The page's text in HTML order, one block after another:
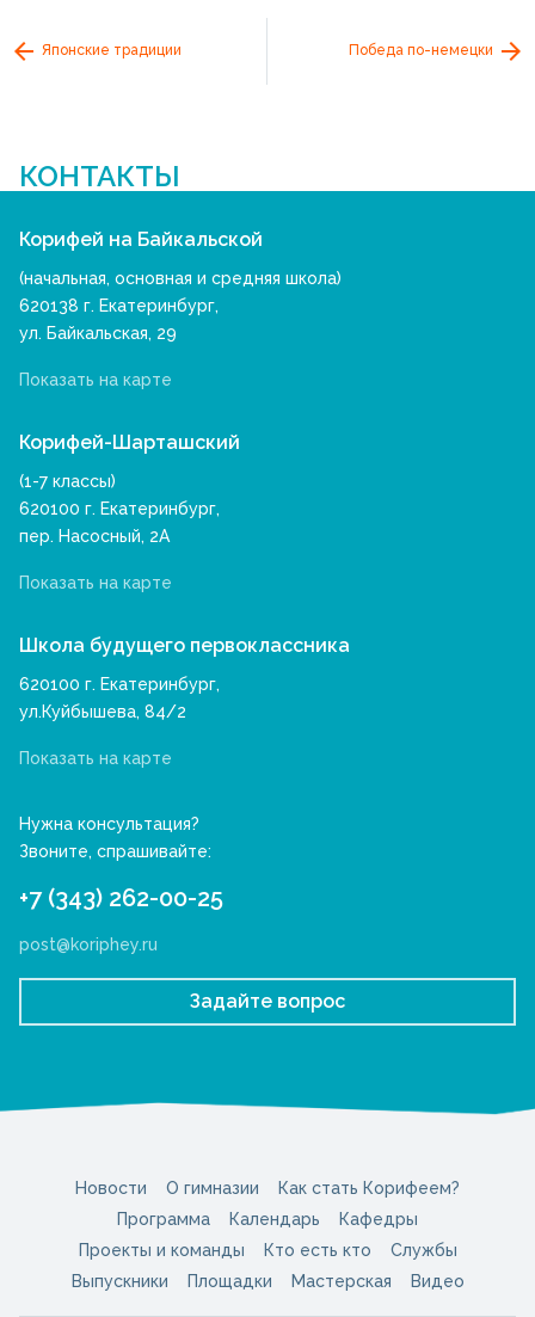
Японские традиции Победа по-немецки
КОНТАКТЫ
Корифей на Байкальской
(начальная, основная и средняя школа)
620138 г. Екатеринбург,
ул. Байкальская, 29
Показать на карте
Корифей-Шарташский
(1-7 классы)
620100 г. Екатеринбург,
пер. Насосный, 2А
Показать на карте
Школа будущего первоклассника
620100 г. Екатеринбург,
ул.Куйбышева, 84/2
Показать на карте
Нужна консультация?
Звоните, спрашивайте:
+7 (343) 262-00-25
post@koriphey.ru
Задайте вопрос
Новости О гимназии
Как стать Корифеем?
Программа
Календарь
Кафедры
Проекты и команды
Кто есть кто
Службы
Выпускники
Площадки Мастерская Видео